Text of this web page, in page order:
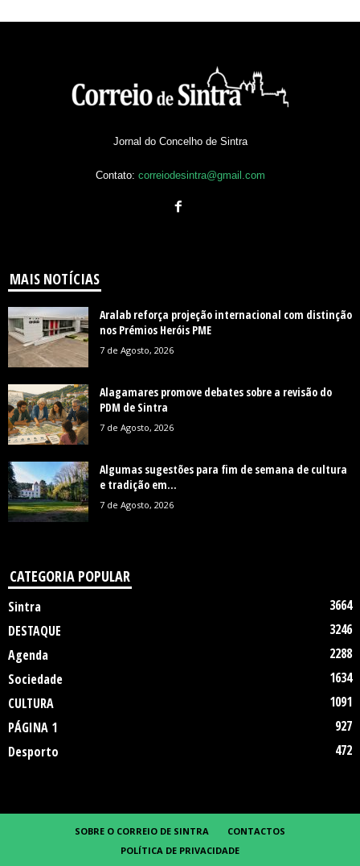
Jornal do Concelho de Sintra
Contato: correiodesintra@gmail.com
MAIS NOTÍCIAS
Aralab reforça projeção internacional com distinção
nos Prémios Heróis PME
7 de Agosto, 2026
Alagamares promove debates sobre a revisão do
PDM de Sintra
7 de Agosto, 2026
Algumas sugestões para fim de semana de cultura
e tradição em...
7 de Agosto, 2026
CATEGORIA POPULAR
Sintra
3664
DESTAQUE
3246
Agenda
2288
Sociedade
1634
CULTURA
1091
PÁGINA 1
927
Desporto
472
SOBRE O CORREIO DE SINTRA
CONTACTOS
POLÍTICA DE PRIVACIDADE